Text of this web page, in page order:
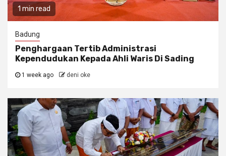
1 min read
Badung
Penghargaan Tertib Administrasi
Kependudukan Kepada Ahli Waris Di Sading
1 week ago deni oke